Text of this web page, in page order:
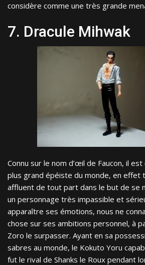
considère comme une très grande
7. Dracule Mihwak
Connu sur le nom d’œil de Faucon, il
plus grand épéiste du monde, en effet
affluent de tout part dans le but de se
un personnage très impassible et
apparaître ses émotions, nous ne
chose sur ses ambitions personnel, à
Zoro le surpasser. Ayant en sa
sabres au monde, le Kokuto Yoru
fut le rival de Shanks le Roux pendant